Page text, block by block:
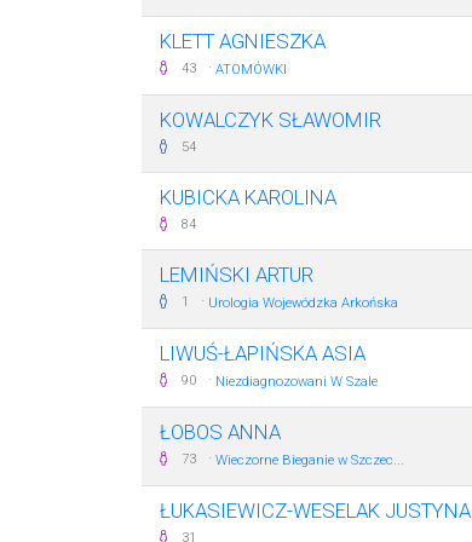
KLETT AGNIESZKA
43 · ATOMÓWKI
KOWALCZYK SŁAWOMIR
54
KUBICKA KAROLINA
84
LEMIŃSKI ARTUR
1 · Urologia Wojewódzka Arkońska
LIWUŚ-ŁAPIŃSKA ASIA
90 · Niezdiagnozowani W Szale
ŁOBOS ANNA
73 · Wieczorne Bieganie w Szczec...
ŁUKASIEWICZ-WESELAK JUSTYNA
31